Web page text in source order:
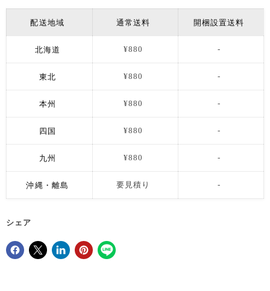
配送地域 通常送料 開梱設置送料
北海道 ¥880 -
東北 ¥880 -
本州 ¥880 -
四国 ¥880 -
九州 ¥880 -
沖縄・離島 要見積り -
シェア